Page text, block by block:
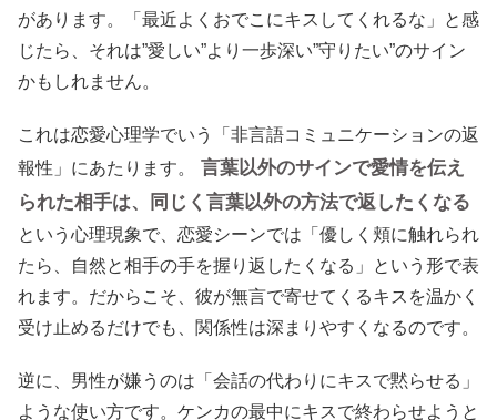
があります。「最近よくおでこにキスしてくれるな」と感
じたら、それは”愛しい”より一歩深い”守りたい”のサイン
かもしれません。
これは恋愛心理学でいう「非言語コミュニケーションの返
報性」にあたります。
言葉以外のサインで愛情を伝え
られた相手は、同じく言葉以外の方法で返したくなる
という心理現象で、恋愛シーンでは「優しく頬に触れられ
たら、自然と相手の手を握り返したくなる」という形で表
れます。だからこそ、彼が無言で寄せてくるキスを温かく
受け止めるだけでも、関係性は深まりやすくなるのです。
逆に、男性が嫌うのは「会話の代わりにキスで黙らせる」
ような使い方です。ケンカの最中にキスで終わらせようと